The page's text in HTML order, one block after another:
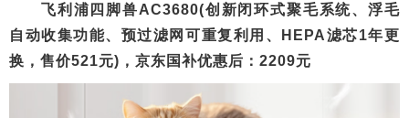
飞利浦四脚兽AC3680(创新闭环式聚毛系统、浮毛
自动收集功能、预过滤网可重复利用、HEPA滤芯1年更
换，售价521元)，京东国补优惠后：2209元